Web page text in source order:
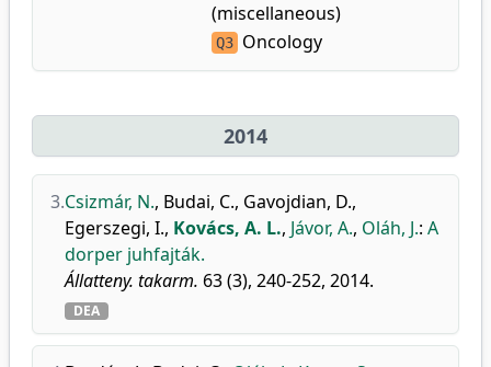
(miscellaneous)
Q3 Oncology
2014
3.Csizmár, N., Budai, C., Gavojdian, D.,
Egerszegi, I., Kovács, A. L., Jávor, A., Oláh, J.: A
dorper juhfajták.
Állatteny. takarm. 63 (3), 240-252, 2014.
DEA